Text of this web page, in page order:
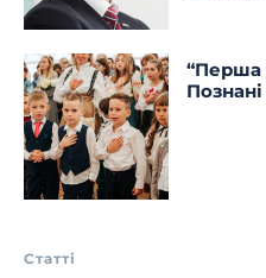
“Перша
Познані
Статті